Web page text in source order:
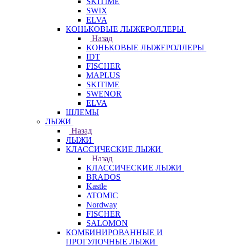
SWIX
ELVA
КОНЬКОВЫЕ ЛЫЖЕРОЛЛЕРЫ
Назад
КОНЬКОВЫЕ ЛЫЖЕРОЛЛЕРЫ
IDT
FISCHER
MAPLUS
SKITIME
SWENOR
ELVA
ШЛЕМЫ
ЛЫЖИ
Назад
ЛЫЖИ
КЛАССИЧЕСКИЕ ЛЫЖИ
Назад
КЛАССИЧЕСКИЕ ЛЫЖИ
BRADOS
Kastle
ATOMIC
Nordway
FISCHER
SALOMON
КОМБИНИРОВАННЫЕ И
ПРОГУЛОЧНЫЕ ЛЫЖИ